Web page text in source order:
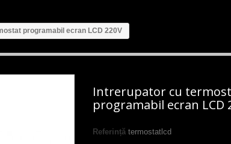
programabil ecran LCD 220V
Intrerupator cu
programabil ecran LCD
Referință termostatlcd